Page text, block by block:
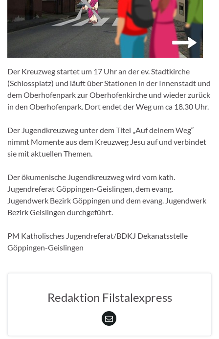
Der Kreuzweg startet um 17 Uhr an der ev. Stadtkirche
(Schlossplatz) und läuft über Stationen in der Innenstadt und
dem Oberhofenpark zur Oberhofenkirche und wieder zurück
in den Oberhofenpark. Dort endet der Weg um ca 18.30 Uhr.
Der Jugendkreuzweg unter dem Titel „Auf deinem Weg“
nimmt Momente aus dem Kreuzweg Jesu auf und verbindet
sie mit aktuellen Themen.
Der ökumenische Jugendkreuzweg wird vom kath.
Jugendreferat Göppingen-Geislingen, dem evang.
Jugendwerk Bezirk Göppingen und dem evang. Jugendwerk
Bezirk Geislingen durchgeführt.
PM Katholisches Jugendreferat/BDKJ Dekanatsstelle
Göppingen-Geislingen
Redaktion Filstalexpress